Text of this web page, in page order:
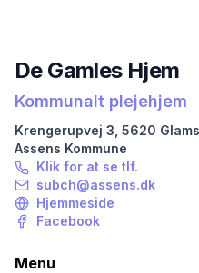
De Gamles Hjem
Kommunalt plejehjem
Krengerupvej 3 5620
Assens Kommune
Klik for at se tlf.
subch@assens.dk
Hjemmeside
Facebook
Menu